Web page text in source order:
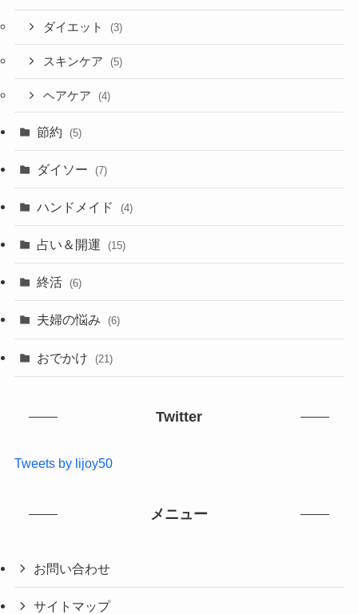
ダイエット (3)
スキンケア (5)
ヘアケア (4)
節約 (5)
ダイソー (7)
ハンドメイド (4)
占い＆開運 (15)
終活 (6)
夫婦の悩み (6)
おでかけ (21)
Twitter
Tweets by lijoy50
メニュー
お問い合わせ
サイトマップ